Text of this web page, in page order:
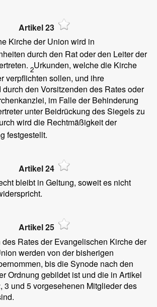
Artikel 23
Kirche der Union wird in
durch den Rat oder den Leiter der
2Urkunden, welche die Kirche
verpflichten sollen, und ihre
den Vorsitzenden des Rates oder
im Falle der Behinderung
unter Beidrückung des Siegels zu
wird die Rechtmäßigkeit der
festgestellt.
Artikel 24
bleibt in Geltung, soweit es nicht
Artikel 25
Rates der Evangelischen Kirche der
werden von der bisherigen
bis die Synode nach den
Ordnung gebildet ist und die in Artikel
3 und 5 vorgesehenen Mitglieder des